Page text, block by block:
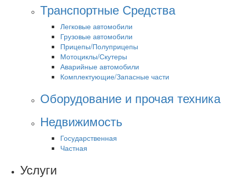
Транспортные Средства
Легковые автомобили
Грузовые автомобили
Прицепы/Полуприцепы
Мотоциклы/Скутеры
Аварийные автомобили
Комплектующие/Запасные части
Оборудование и прочая техника
Недвижимость
Государственная
Частная
Услуги